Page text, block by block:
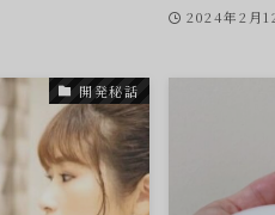
2024年2月
開発秘話